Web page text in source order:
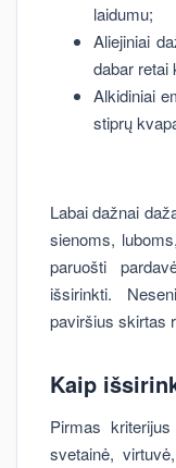
laidumu;
Aliejiniai
dabar retai
Alkidiniai
stiprų
Labai dažnai
sienoms,
paruošti
išsirinkti.
paviršius skirtas
Kaip
Pirmas
svetainė,